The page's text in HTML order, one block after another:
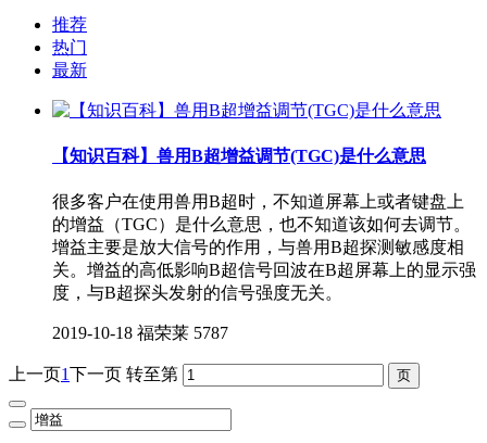
推荐
热门
最新
【知识百科】兽用B超增益调节(TGC)是什么意思
很多客户在使用兽用B超时，不知道屏幕上或者键盘上
的增益（TGC）是什么意思，也不知道该如何去调节。
增益主要是放大信号的作用，与兽用B超探测敏感度相
关。增益的高低影响B超信号回波在B超屏幕上的显示强
度，与B超探头发射的信号强度无关。
2019-10-18 福荣莱 5787
上一页1下一页 转至第